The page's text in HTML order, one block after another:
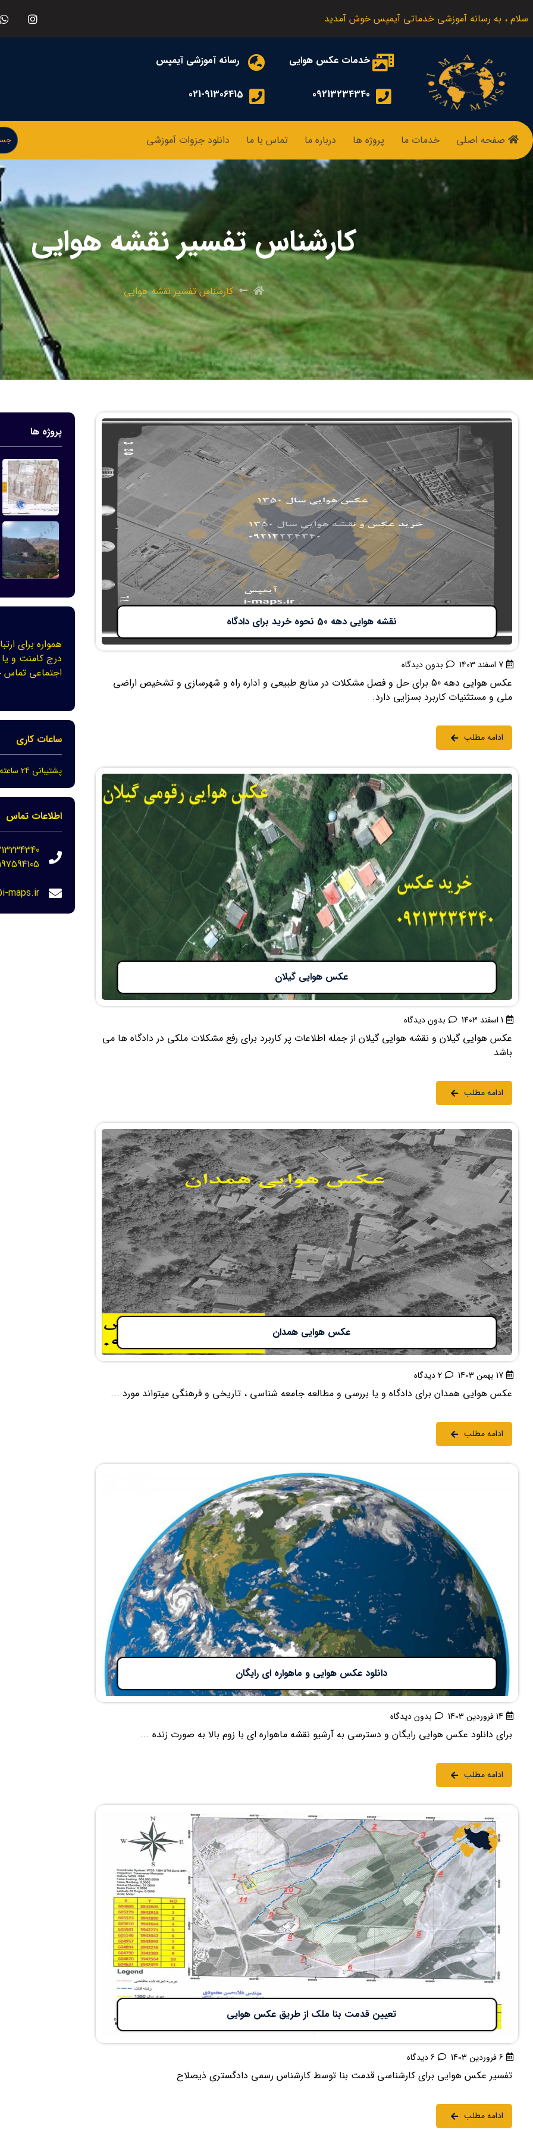
سلام ، به رسانه آموزشی خدماتی آیمپس خوش آمدید
خدمات عکس هوایی
09213234340
رسانه آموزشی آیمپس
021-91306415
صفحه اصلی خدمات ما پروژه ها درباره ما تماس با ما دانلود جزوات آموزشی
کارشناس تفسیر نقشه هوایی
کارشناس تفسیر نقشه هوایی
نقشه هوایی دهه 50 نحوه خرید برای دادگاه
7 اسفند 1403 بدون دیدگاه
عکس هوایی دهه 50 برای حل و فصل مشکلات در منابع طبیعی و اداره راه و شهرسازی و تشخیص اراضی
ملی و مستثنیات کاربرد بسزایی دارد.
ادامه مطلب
عکس هوایی گیلان
1 اسفند 1403 بدون دیدگاه
عکس هوایی گیلان و نقشه هوایی گیلان از جمله اطلاعات پر کاربرد برای رفع مشکلات ملکی در دادگاه ها می
باشد
ادامه مطلب
عکس هوایی همدان
17 بهمن 1403 2 دیدگاه
عکس هوایی همدان برای دادگاه و یا بررسی و مطالعه جامعه شناسی ، تاریخی و فرهنگی میتواند مورد ...
ادامه مطلب
دانلود عکس هوایی و ماهواره ای رایگان
14 فروردین 1403 بدون دیدگاه
برای دانلود عکس هوایی رایگان و دسترسی به آرشیو نقشه ماهواره ای با زوم بالا به صورت زنده ...
ادامه مطلب
تعیین قدمت بنا ملک از طریق عکس هوایی
6 فروردین 1403 6 دیدگاه
تفسیر عکس هوایی برای کارشناسی قدمت بنا توسط کارشناس رسمی دادگستری ذیصلاح
ادامه مطلب
پروژه ها
همواره برای
درج کامنت و یا
اجتماعی تماس
ساعات کاری
پشتیبانی 24 ساعته در 7 روز هفته
اطلاعات تماس
maps.ir